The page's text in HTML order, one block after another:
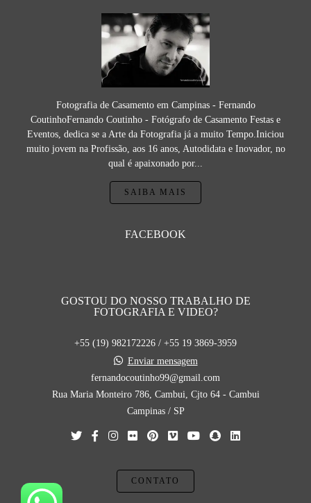
Fotografia de Casamento em Campinas - Fernando
CoutinhoFernando Coutinho - Fotógrafo de Casamento Festas e
Eventos, dedica se a Arte da Fotografia já a muito Tempo.Iniciou
muito jovem na Profissão, aos 16 anos, Autodidata e Inovador, no
qual é apaixonado por...
SAIBA MAIS
FACEBOOK
GOSTOU DO NOSSO TRABALHO DE
FOTOGRAFIA E VIDEO?
+55 (19) 982172226 / +55 19 3869-3959
Enviar mensagem
fernandocoutinho99@gmail.com
Rua Maria Monteiro 786, Cambui, Cjto 64 - Cambui
Campinas / SP
CONTATO